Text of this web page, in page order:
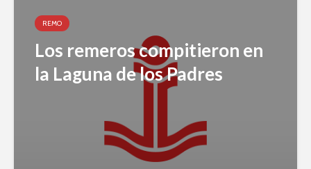
REMO
Los remeros compitieron en
la Laguna de los Padres